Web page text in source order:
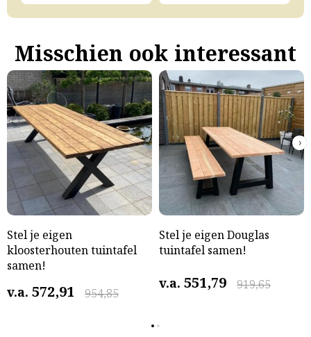
Misschien ook interessant
Stel je eigen
kloosterhouten tuintafel
samen!
v.a. 954,85
572,91
Stel je eigen Douglas
tuintafel samen!
v.a. 919,65
551,79
›